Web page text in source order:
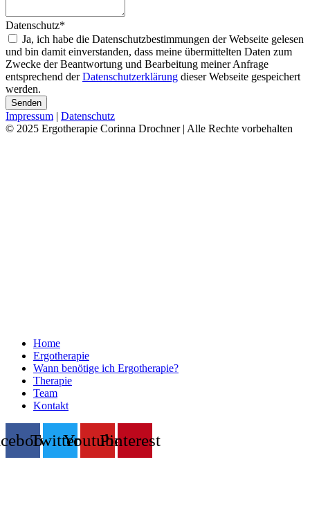
Datenschutz*
Ja, ich habe die Datenschutzbestimmungen der Webseite gelesen
und bin damit einverstanden, dass meine übermittelten Daten zum
Zwecke der Beantwortung und Bearbeitung meiner Anfrage
entsprechend derDatenschutzerklärung dieser Webseite gespeichert
werden.
Senden
Impressum | Datenschutz
© 2025 Ergotherapie Corinna Drochner | Alle Rechte vorbehalten
Home
Ergotherapie
Wann benötige ich Ergotherapie?
Therapie
Team
Kontakt
TwitterYoutubePinterest